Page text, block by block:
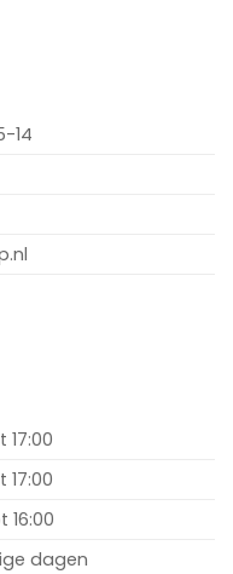
14
17:00
17:00
16:00
dagen